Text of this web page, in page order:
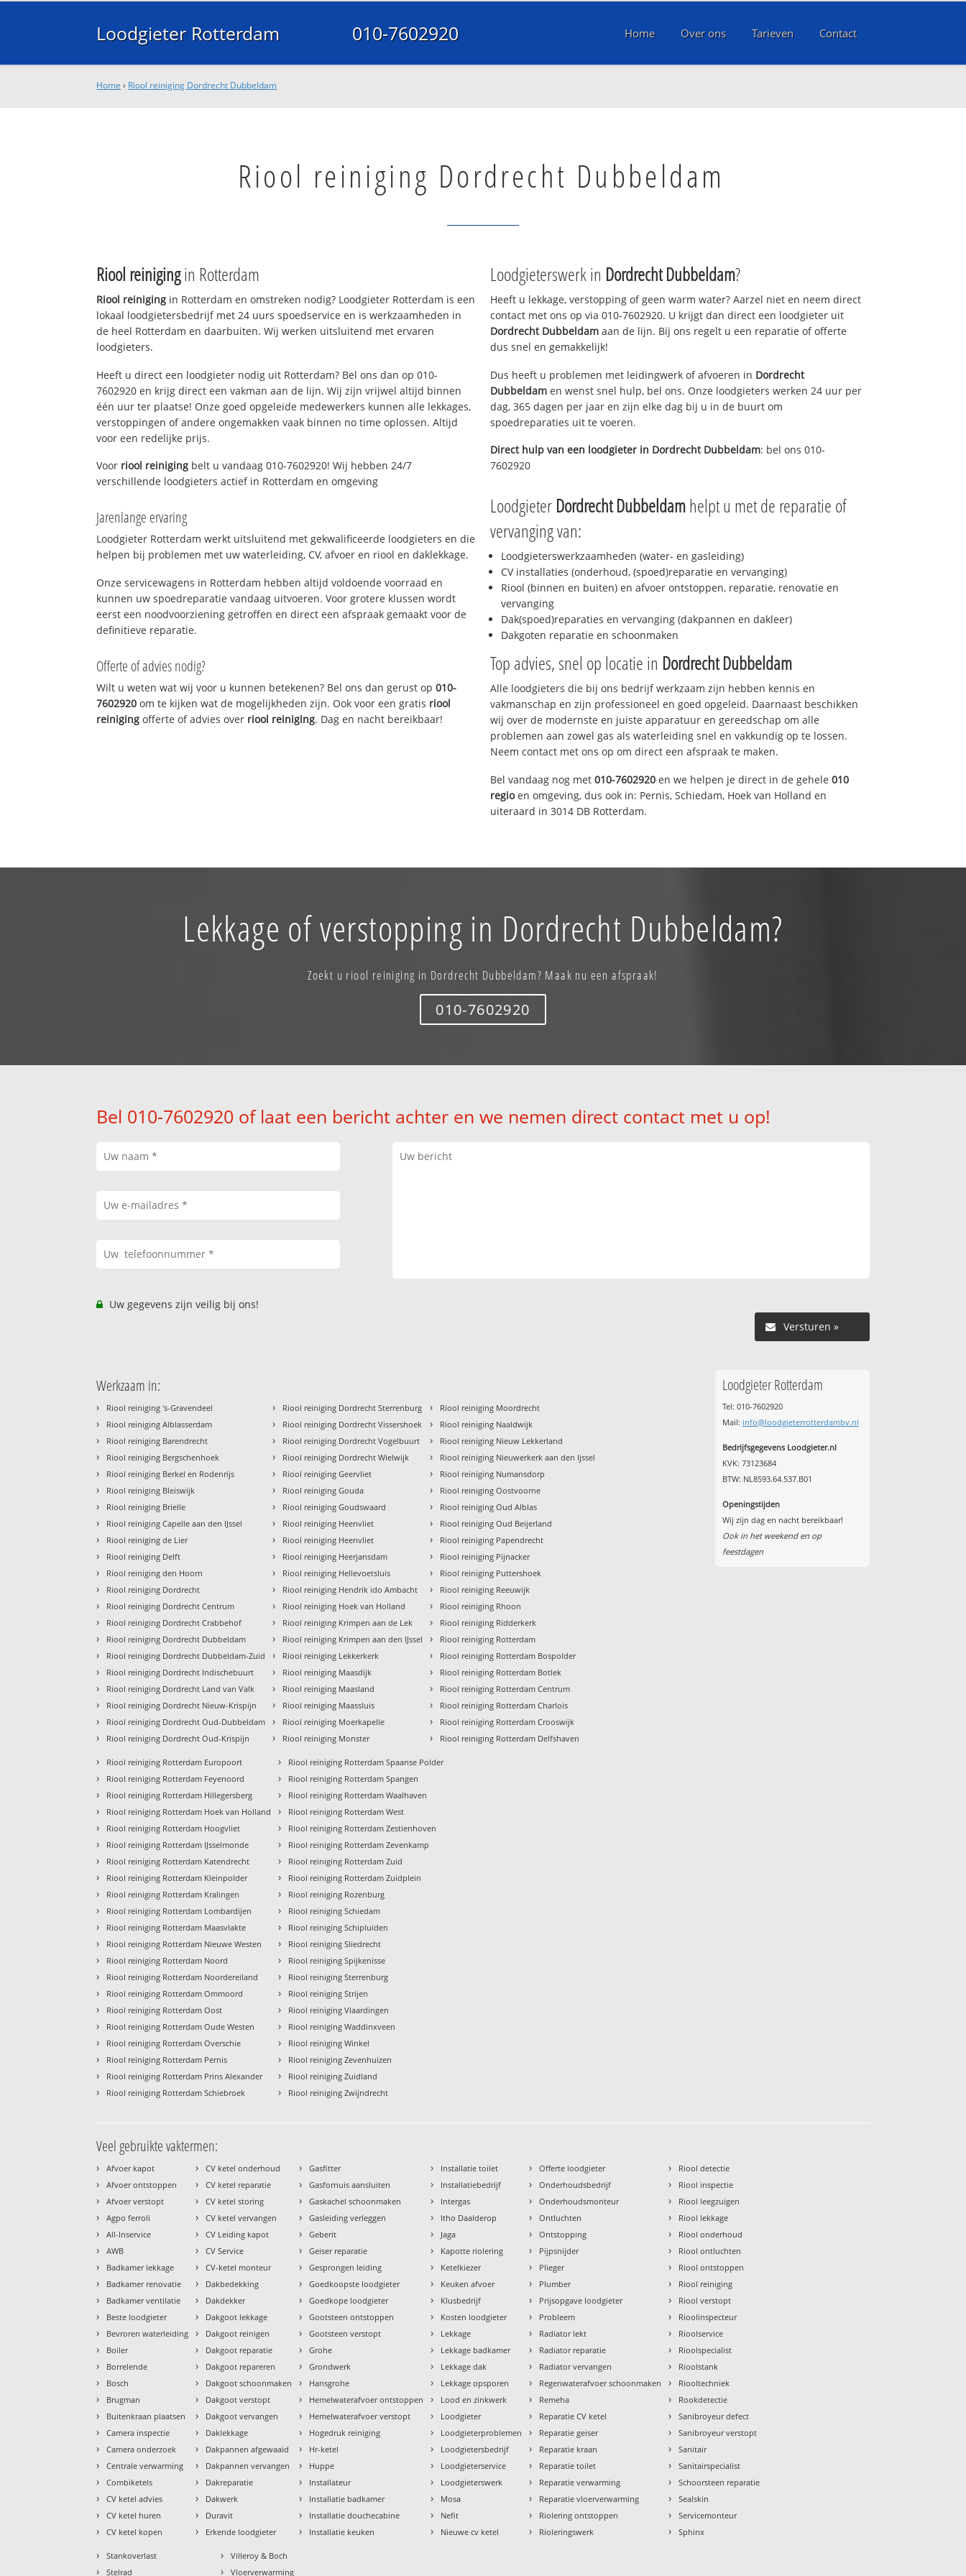
Loodgieter Rotterdam 010-7602920 Home Over ons Tarieven Contact
Home › Riool reiniging Dordrecht Dubbeldam
Riool reiniging Dordrecht Dubbeldam
Riool reinigingin Rotterdam
Riool reiniging in Rotterdam en omstreken nodig? Loodgieter Rotterdam is een
lokaal loodgietersbedrijf met 24 uurs spoedservice en is werkzaamheden in
de heel Rotterdam en daarbuiten. Wij werken uitsluitend met ervaren
loodgieters.
Heeft u direct een loodgieter nodig uit Rotterdam? Bel ons dan op 010-
7602920 en krijg direct een vakman aan de lijn. Wij zijn vrijwel altijd binnen
één uur ter plaatse! Onze goed opgeleide medewerkers kunnen alle lekkages,
verstoppingen of andere ongemakken vaak binnen no time oplossen. Altijd
voor een redelijke prijs.
Voor riool reiniging belt u vandaag 010-7602920! Wij hebben 24/7
verschillende loodgieters actief in Rotterdam en omgeving
Jarenlange ervaring
Loodgieter Rotterdam werkt uitsluitend met gekwalificeerde loodgieters en die
helpen bij problemen met uw waterleiding, CV, afvoer en riool en daklekkage.
Onze servicewagens in Rotterdam hebben altijd voldoende voorraad en
kunnen uw spoedreparatie vandaag uitvoeren. Voor grotere klussen wordt
eerst een noodvoorziening getroffen en direct een afspraak gemaakt voor de
definitieve reparatie.
Offerte of advies nodig?
Wilt u weten wat wij voor u kunnen betekenen? Bel ons dan gerust op010-
7602920 om te kijken wat de mogelijkheden zijn. Ook voor een gratis riool
reiniging offerte of advies over riool reiniging. Dag en nacht bereikbaar!
Loodgieterswerk in Dordrecht Dubbeldam?
Heeft u lekkage, verstopping of geen warm water? Aarzel niet en neem direct
contact met ons op via 010-7602920. U krijgt dan direct een loodgieter uit
Dordrecht Dubbeldam aan de lijn. Bij ons regelt u een reparatie of offerte
dus snel en gemakkelijk!
Dus heeft u problemen met leidingwerk of afvoeren in Dordrecht
Dubbeldam en wenst snel hulp, bel ons. Onze loodgieters werken 24 uur per
dag, 365 dagen per jaar en zijn elke dag bij u in de buurt om
spoedreparaties uit te voeren.
Direct hulp van een loodgieter in Dordrecht Dubbeldam: bel ons 010-
7602920
Loodgieter Dordrecht Dubbeldamhelpt u met de reparatie of
vervanging van:
Loodgieterswerkzaamheden (water- en gasleiding)
CV installaties (onderhoud, (spoed)reparatie en vervanging)
Riool (binnen en buiten) en afvoer ontstoppen, reparatie, renovatie en
vervanging
Dak(spoed)reparaties en vervanging (dakpannen en dakleer)
Dakgoten reparatie en schoonmaken
Top advies, snel op locatie in Dordrecht Dubbeldam
Alle loodgieters die bij ons bedrijf werkzaam zijn hebben kennis en
vakmanschap en zijn professioneel en goed opgeleid. Daarnaast beschikken
wij over de modernste en juiste apparatuur en gereedschap om alle
problemen aan zowel gas als waterleiding snel en vakkundig op te lossen.
Neem contact met ons op om direct een afspraak te maken.
Bel vandaag nog met 010-7602920 en we helpen je direct in de gehele 010
regioen omgeving, dus ook in: Pernis, Schiedam, Hoek van Holland en
uiteraard in 3014 DB Rotterdam.
Lekkage of verstopping in Dordrecht Dubbeldam?
Zoekt u riool reiniging in Dordrecht Dubbeldam? Maak nu een afspraak!
010-7602920
Bel 010-7602920 of laat een bericht achter en we nemen direct contact met u op!
Uw gegevens zijn veilig bij ons!
Versturen »
Werkzaam in:
› Riool reiniging 's-Gravendeel
› Riool reiniging Alblasserdam
› Riool reiniging Barendrecht
› Riool reiniging Bergschenhoek
› Riool reiniging Berkel en Rodenrijs
› Riool reiniging Bleiswijk
› Riool reiniging Brielle
› Riool reiniging Capelle aan den IJssel
› Riool reiniging de Lier
› Riool reiniging Delft
› Riool reiniging den Hoorn
› Riool reiniging Dordrecht
› Riool reiniging Dordrecht Centrum
› Riool reiniging Dordrecht Crabbehof
› Riool reiniging Dordrecht Dubbeldam
› Riool reiniging Dordrecht Dubbeldam-Zuid
› Riool reiniging Dordrecht Indischebuurt
› Riool reiniging Dordrecht Land van Valk
› Riool reiniging Dordrecht Nieuw-Krispijn
› Riool reiniging Dordrecht Oud-Dubbeldam
› Riool reiniging Dordrecht Oud-Krispijn
› Riool reiniging Dordrecht Sterrenburg
› Riool reiniging Dordrecht Vissershoek
› Riool reiniging Dordrecht Vogelbuurt
› Riool reiniging Dordrecht Wielwijk
› Riool reiniging Geervliet
› Riool reiniging Gouda
› Riool reiniging Goudswaard
› Riool reiniging Heenvliet
› Riool reiniging Heenvliet
› Riool reiniging Heerjansdam
› Riool reiniging Hellevoetsluis
› Riool reiniging Hendrik ido Ambacht
› Riool reiniging Hoek van Holland
› Riool reiniging Krimpen aan de Lek
› Riool reiniging Krimpen aan den IJssel
› Riool reiniging Lekkerkerk
› Riool reiniging Maasdijk
› Riool reiniging Maasland
› Riool reiniging Maassluis
› Riool reiniging Moerkapelle
› Riool reiniging Monster
› Riool reiniging Moordrecht
› Riool reiniging Naaldwijk
› Riool reiniging Nieuw Lekkerland
› Riool reiniging Nieuwerkerk aan den Ijssel
› Riool reiniging Numansdorp
› Riool reiniging Oostvoorne
› Riool reiniging Oud Alblas
› Riool reiniging Oud Beijerland
› Riool reiniging Papendrecht
› Riool reiniging Pijnacker
› Riool reiniging Puttershoek
› Riool reiniging Reeuwijk
› Riool reiniging Rhoon
› Riool reiniging Ridderkerk
› Riool reiniging Rotterdam
› Riool reiniging Rotterdam Bospolder
› Riool reiniging Rotterdam Botlek
› Riool reiniging Rotterdam Centrum
› Riool reiniging Rotterdam Charlois
› Riool reiniging Rotterdam Crooswijk
› Riool reiniging Rotterdam Delfshaven
› Riool reiniging Rotterdam Europoort
› Riool reiniging Rotterdam Feyenoord
› Riool reiniging Rotterdam Hillegersberg
› Riool reiniging Rotterdam Hoek van Holland
› Riool reiniging Rotterdam Hoogvliet
› Riool reiniging Rotterdam IJsselmonde
› Riool reiniging Rotterdam Katendrecht
› Riool reiniging Rotterdam Kleinpolder
› Riool reiniging Rotterdam Kralingen
› Riool reiniging Rotterdam Lombardijen
› Riool reiniging Rotterdam Maasvlakte
› Riool reiniging Rotterdam Nieuwe Westen
› Riool reiniging Rotterdam Noord
› Riool reiniging Rotterdam Noordereiland
› Riool reiniging Rotterdam Ommoord
› Riool reiniging Rotterdam Oost
› Riool reiniging Rotterdam Oude Westen
› Riool reiniging Rotterdam Overschie
› Riool reiniging Rotterdam Pernis
› Riool reiniging Rotterdam Prins Alexander
› Riool reiniging Rotterdam Schiebroek
› Riool reiniging Rotterdam Spaanse Polder
› Riool reiniging Rotterdam Spangen
› Riool reiniging Rotterdam Waalhaven
› Riool reiniging Rotterdam West
› Riool reiniging Rotterdam Zestienhoven
› Riool reiniging Rotterdam Zevenkamp
› Riool reiniging Rotterdam Zuid
› Riool reiniging Rotterdam Zuidplein
› Riool reiniging Rozenburg
› Riool reiniging Schiedam
› Riool reiniging Schipluiden
› Riool reiniging Sliedrecht
› Riool reiniging Spijkenisse
› Riool reiniging Sterrenburg
› Riool reiniging Strijen
› Riool reiniging Vlaardingen
› Riool reiniging Waddinxveen
› Riool reiniging Winkel
› Riool reiniging Zevenhuizen
› Riool reiniging Zuidland
› Riool reiniging Zwijndrecht
Loodgieter Rotterdam
Tel: 010-7602920
Mail: info@loodgieterrotterdambv.nl
Bedrijfsgegevens Loodgieter.nl
KVK: 73123684
BTW: NL8593.64.537.B01
Openingstijden
Wij zijn dag en nacht bereikbaar!
Ook in het weekend en op
feestdagen
Veel gebruikte vaktermen:
› Afvoer kapot
› Afvoer ontstoppen
› Afvoer verstopt
› Agpo ferroli
› All-Inservice
› AWB
› Badkamer lekkage
› Badkamer renovatie
› Badkamer ventilatie
› Beste loodgieter
› Bevroren waterleiding
› Boiler
› Borrelende
› Bosch
› Brugman
› Buitenkraan plaatsen
› Camera inspectie
› Camera onderzoek
› Centrale verwarming
› Combiketels
› CV ketel advies
› CV ketel huren
› CV ketel kopen
› CV ketel onderhoud
› CV ketel reparatie
› CV ketel storing
› CV ketel vervangen
› CV Leiding kapot
› CV Service
› CV-ketel monteur
› Dakbedekking
› Dakdekker
› Dakgoot lekkage
› Dakgoot reinigen
› Dakgoot reparatie
› Dakgoot repareren
› Dakgoot schoonmaken
› Dakgoot verstopt
› Dakgoot vervangen
› Daklekkage
› Dakpannen afgewaaid
› Dakpannen vervangen
› Dakreparatie
› Dakwerk
› Duravit
› Erkende loodgieter
› Gasfitter
› Gasfornuis aansluiten
› Gaskachel schoonmaken
› Gasleiding verleggen
› Geberit
› Geiser reparatie
› Gesprongen leiding
› Goedkoopste loodgieter
› Goedkope loodgieter
› Gootsteen ontstoppen
› Gootsteen verstopt
› Grohe
› Grondwerk
› Hansgrohe
› Hemelwaterafvoer ontstoppen
› Hemelwaterafvoer verstopt
› Hogedruk reiniging
› Hr-ketel
› Huppe
› Installateur
› Installatie badkamer
› Installatie douchecabine
› Installatie keuken
› Installatie toilet
› Installatiebedrijf
› Intergas
› Itho Daalderop
› Jaga
› Kapotte riolering
› Ketelkiezer
› Keuken afvoer
› Klusbedrijf
› Kosten loodgieter
› Lekkage
› Lekkage badkamer
› Lekkage dak
› Lekkage opsporen
› Lood en zinkwerk
› Loodgieter
› Loodgieterproblemen
› Loodgietersbedrijf
› Loodgieterservice
› Loodgieterswerk
› Mosa
› Nefit
› Nieuwe cv ketel
› Offerte loodgieter
› Onderhoudsbedrijf
› Onderhoudsmonteur
› Ontluchten
› Ontstopping
› Pijpsnijder
› Plieger
› Plumber
› Prijsopgave loodgieter
› Probleem
› Radiator lekt
› Radiator reparatie
› Radiator vervangen
› Regenwaterafvoer schoonmaken
› Remeha
› Reparatie CV ketel
› Reparatie geiser
› Reparatie kraan
› Reparatie toilet
› Reparatie verwarming
› Reparatie vloerverwarming
› Riolering ontstoppen
› Rioleringswerk
› Riool detectie
› Riool inspectie
› Riool leegzuigen
› Riool lekkage
› Riool onderhoud
› Riool ontluchten
› Riool ontstoppen
› Riool reiniging
› Riool verstopt
› Rioolinspecteur
› Rioolservice
› Rioolspecialist
› Rioolstank
› Riooltechniek
› Rookdetectie
› Sanibroyeur defect
› Sanibroyeur verstopt
› Sanitair
› Sanitairspecialist
› Schoorsteen reparatie
› Sealskin
› Servicemonteur
› Sphinx
› Stankoverlast
› Stelrad
› Villeroy & Boch
› Vloerverwarming